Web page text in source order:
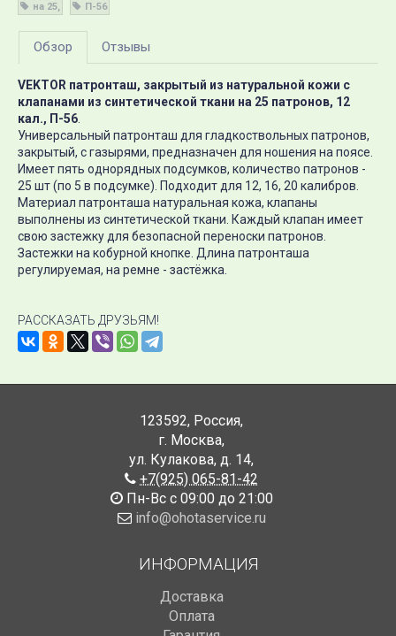
на 25
П-56
Обзор Отзывы
VEKTOR патронташ, закрытый из натуральной кожи с
клапанами из синтетической ткани на 25 патронов, 12
кал., П-56.
Универсальный патронташ для гладкоствольных патронов,
закрытый, с газырями, предназначен для ношения на поясе.
Имеет пять однорядных подсумков, количество патронов -
25 шт (по 5 в подсумке). Подходит для 12, 16, 20 калибров.
Материал патронташа натуральная кожа, клапаны
выполнены из синтетической ткани. Каждый клапан имеет
свою застежку для безопасной переноски патронов.
Застежки на кобурной кнопке. Длина патронташа
регулируемая, на ремне - застёжка.
РАССКАЗАТЬ ДРУЗЬЯМ!
123592, Россия,
г. Москва,
ул. Кулакова, д. 14,
+7(925) 065-81-42
Пн-Вс с 09:00 до 21:00
info@ohotaservice.ru
ИНФОРМАЦИЯ
Доставка
Оплата